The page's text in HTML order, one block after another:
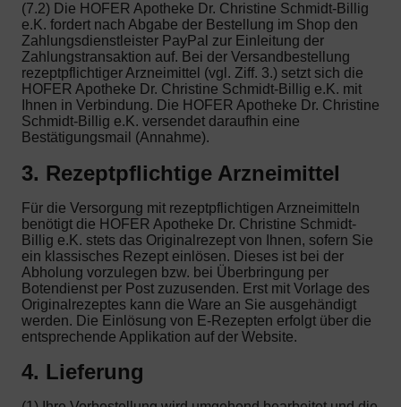
(7.2) Die HOFER Apotheke Dr. Christine Schmidt-Billig
e.K. fordert nach Abgabe der Bestellung im Shop den
Zahlungsdienstleister PayPal zur Einleitung der
Zahlungstransaktion auf. Bei der Versandbestellung
rezeptpflichtiger Arzneimittel (vgl. Ziff. 3.) setzt sich die
HOFER Apotheke Dr. Christine Schmidt-Billig e.K. mit
Ihnen in Verbindung. Die HOFER Apotheke Dr. Christine
Schmidt-Billig e.K. versendet daraufhin eine
Bestätigungsmail (Annahme).
3. Rezeptpflichtige Arzneimittel
Für die Versorgung mit rezeptpflichtigen Arzneimitteln
benötigt die HOFER Apotheke Dr. Christine Schmidt-
Billig e.K. stets das Originalrezept von Ihnen, sofern Sie
ein klassisches Rezept einlösen. Dieses ist bei der
Abholung vorzulegen bzw. bei Überbringung per
Botendienst per Post zuzusenden. Erst mit Vorlage des
Originalrezeptes kann die Ware an Sie ausgehändigt
werden. Die Einlösung von E-Rezepten erfolgt über die
entsprechende Applikation auf der Website.
4. Lieferung